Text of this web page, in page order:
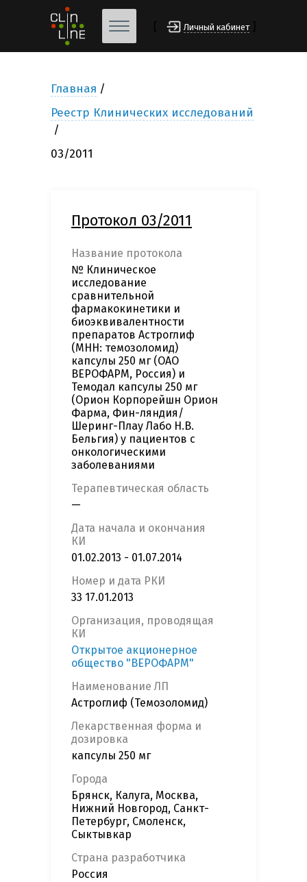
Личный кабинет
Главная
Реестр Клинических исследований
03/2011
Протокол 03/2011
Название протокола
№ Клиническое
исследование
сравнительной
фармакокинетики и
биоэквивалентности
препаратов Астроглиф
(МНН: темозоломид)
капсулы 250 мг (ОАО
ВЕРОФАРМ, Россия) и
Темодал капсулы 250 мг
(Орион Корпорейшн Орион
Фарма, Фин-ляндия/
Шеринг-Плау Лабо Н.В.
Бельгия) у пациентов с
онкологическими
заболеваниями
Терапевтическая область
—
Дата начала и окончания
КИ
01.02.2013 - 01.07.2014
Номер и дата РКИ
33 17.01.2013
Организация, проводящая
КИ
Открытое акционерное
общество "ВЕРОФАРМ"
Наименование ЛП
Астроглиф (Темозоломид)
Лекарственная форма и
дозировка
капсулы 250 мг
Города
Брянск, Калуга, Москва,
Нижний Новгород, Санкт-
Петербург, Смоленск,
Сыктывкар
Страна разработчика
Россия